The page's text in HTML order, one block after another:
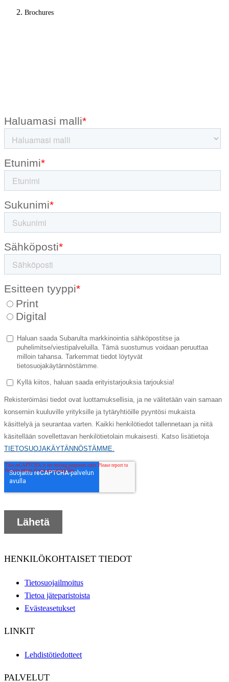
Brochures
Tässä voit tilata esitteen kotiin ja saada sen kätevästi postilaatikkoon.
Voit myös lukea esitteen digitaalisesti lataamalla sen PDF-tiedostona
HENKILÖKOHTAISET TIEDOT
Tietosuojailmoitus
Tietoa jäteparistoista
Evästeasetukset
LINKIT
Lehdistötiedotteet
PALVELUT